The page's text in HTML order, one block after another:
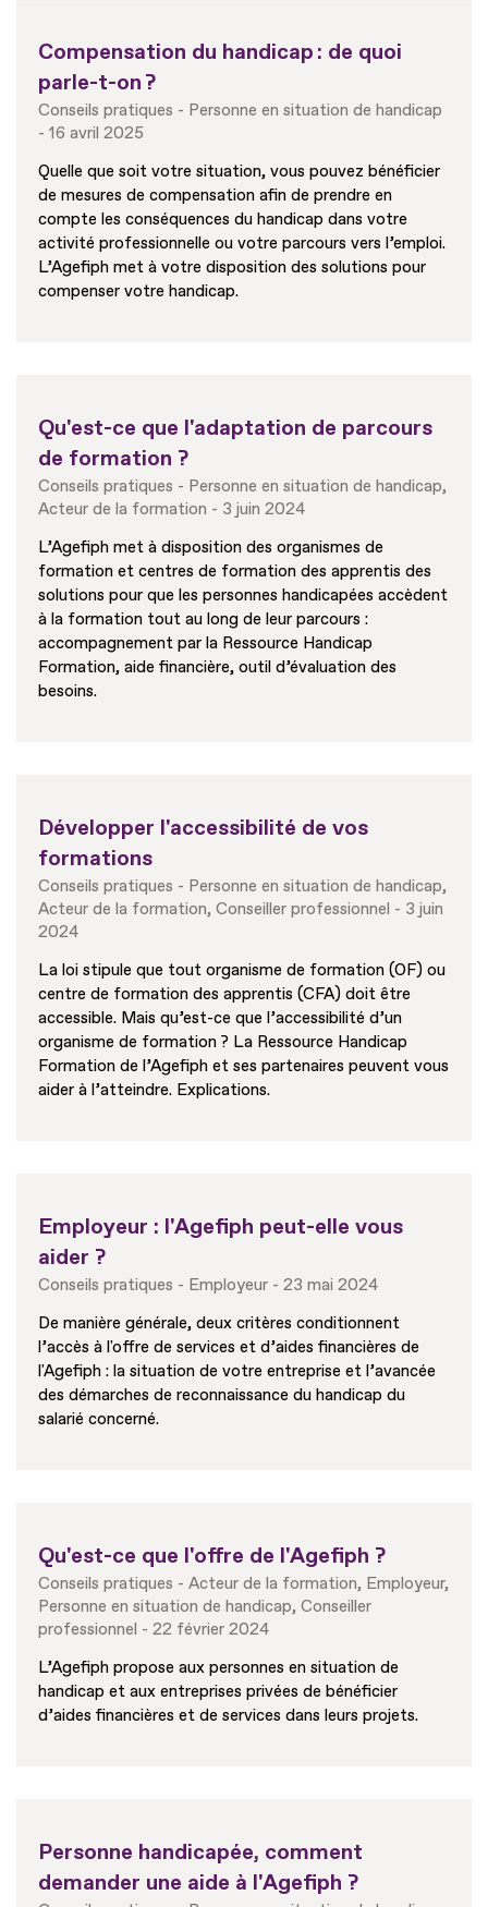
Compensation du handicap : de quoi
parle-t-on ?
Conseils pratiques
Personne en situation de handicap
16 avril 2025
Quelle que soit votre situation, vous pouvez bénéficier
de mesures de compensation afin de prendre en
compte les conséquences du handicap dans votre
activité professionnelle ou votre parcours vers l’emploi.
L’Agefiph met à votre disposition des solutions pour
compenser votre handicap.
Qu'est-ce que l'adaptation de parcours
de formation ?
Conseils pratiques
Personne en situation de handicap
Acteur de la formation
3 juin 2024
L’Agefiph met à disposition des organismes de
formation et centres de formation des apprentis des
solutions pour que les personnes handicapées accèdent
à la formation tout au long de leur parcours :
accompagnement par la Ressource Handicap
Formation, aide financière, outil d’évaluation des
besoins.
Développer l'accessibilité de vos
formations
Conseils pratiques
Personne en situation de handicap
Acteur de la formation Conseiller professionnel
3 juin
2024
La loi stipule que tout organisme de formation (OF) ou
centre de formation des apprentis (CFA) doit être
accessible. Mais qu’est-ce que l’accessibilité d’un
organisme de formation ? La Ressource Handicap
Formation de l’Agefiph et ses partenaires peuvent vous
aider à l’atteindre. Explications.
Employeur : l'Agefiph peut-elle vous
aider ?
Conseils pratiques Employeur
23 mai 2024
De manière générale, deux critères conditionnent
l’accès à l'offre de services et d’aides financières de
l'Agefiph : la situation de votre entreprise et l’avancée
des démarches de reconnaissance du handicap du
salarié concerné.
Qu'est-ce que l'offre de l'Agefiph ?
Conseils pratiques Acteur de la formation Employeur
Personne en situation de handicap Conseiller
professionnel
22 février 2024
L’Agefiph propose aux personnes en situation de
handicap et aux entreprises privées de bénéficier
d’aides financières et de services dans leurs projets.
Personne handicapée, comment
demander une aide à l'Agefiph ?